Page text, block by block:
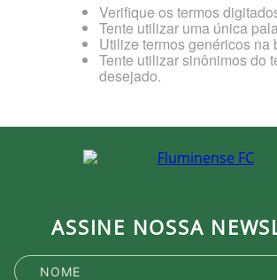
Verifique os termos
Tente utilizar uma única
Utilize termos genéricos na
Tente utilizar sinônimos do
desejado.
ASSINE NOSSA